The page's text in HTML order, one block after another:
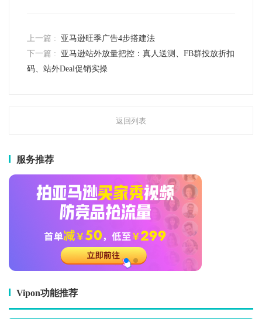
上一篇 :
亚马逊旺季广告4步搭建法
下一篇 :
亚马逊站外放量把控：真人送测、FB群投放折扣
码、站外Deal促销实操
返回列表
服务推荐
Vipon功能推荐